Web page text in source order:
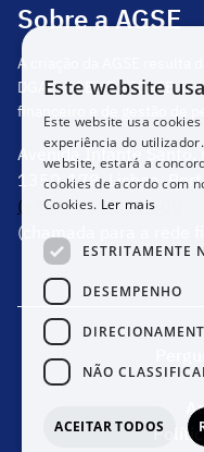
Sobre a AGSE
A criação da AGSE resulta
DGAE, DGEstE e IGeFE,
financeiro e de gestão de
Avenida Infante Santo,
1350-178, Lisboa,
(+351) 217 811 600
(chamada para a rede
Este website
Este website usa
experiência do
website, estará a
cookies de acordo com
Cookies. Ler mais
ESTRITAMENTE
DESEMPENHO
NÃO
ACEITAR TODOS